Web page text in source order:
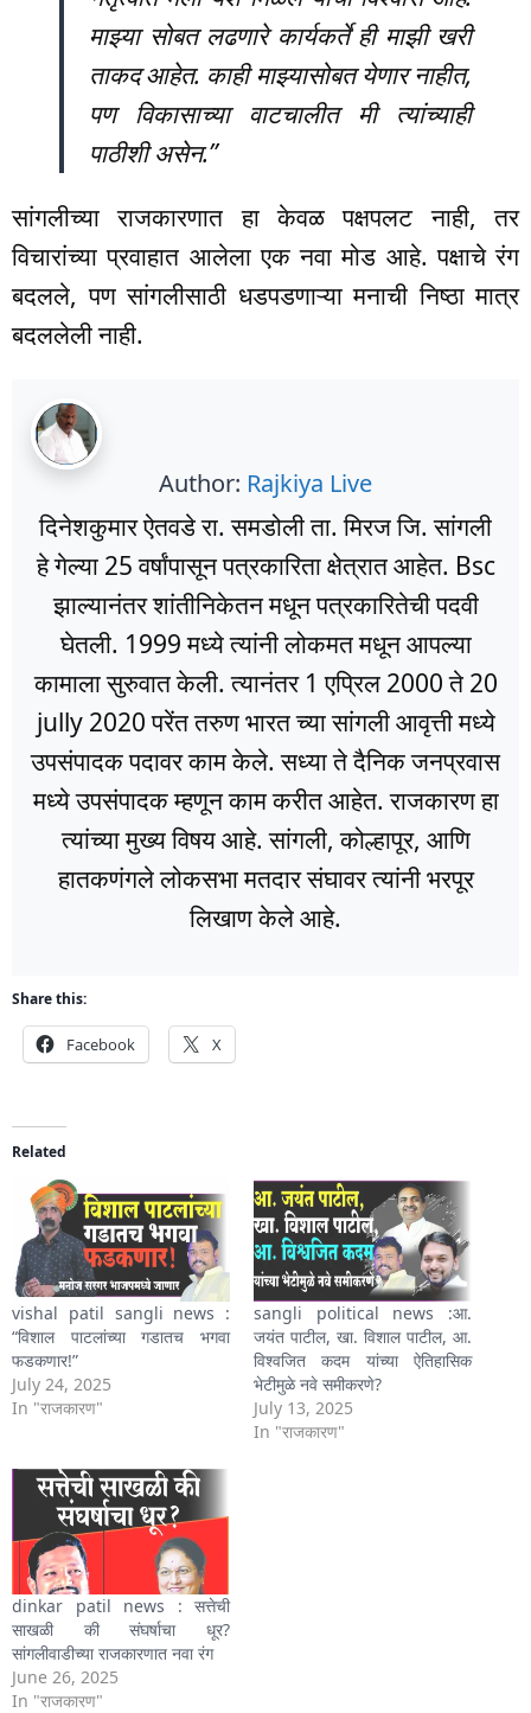
माझ्या सोबत लढणारे कार्यकर्ते ही माझी खरी
ताकद आहेत. काही माझ्यासोबत येणार नाहीत,
पण विकासाच्या वाटचालीत मी त्यांच्याही
पाठीशी असेन.”
सांगलीच्या राजकारणात हा केवळ पक्षपलट नाही, तर
विचारांच्या प्रवाहात आलेला एक नवा मोड आहे. पक्षाचे रंग
बदलले, पण सांगलीसाठी धडपडणाऱ्या मनाची निष्ठा मात्र
बदललेली नाही.
Author: Rajkiya Live
दिनेशकुमार ऐतवडे रा. समडोली ता. मिरज जि. सांगली
हे गेल्या 25 वर्षांपासून पत्रकारिता क्षेत्रात आहेत. Bsc
झाल्यानंतर शांतीनिकेतन मधून पत्रकारितेची पदवी
घेतली. 1999 मध्ये त्यांनी लोकमत मधून आपल्या
कामाला सुरुवात केली. त्यानंतर 1 एप्रिल 2000 ते 20
jully 2020 परेंत तरुण भारत च्या सांगली आवृत्ती मध्ये
उपसंपादक पदावर काम केले. सध्या ते दैनिक जनप्रवास
मध्ये उपसंपादक म्हणून काम करीत आहेत. राजकारण हा
त्यांच्या मुख्य विषय आहे. सांगली, कोल्हापूर, आणि
हातकणंगले लोकसभा मतदार संघावर त्यांनी भरपूर
लिखाण केले आहे.
Share this:
Facebook X
Related
vishal patil sangli news :
“विशाल पाटलांच्या गडातच भगवा
फडकणार!”
July 24, 2025
In "राजकारण"
sangli political news :आ.
जयंत पाटील, खा. विशाल पाटील, आ.
विश्वजित कदम यांच्या ऐतिहासिक
भेटीमुळे नवे समीकरणे?
July 13, 2025
In "राजकारण"
dinkar patil news : सत्तेची
साखळी की संघर्षाचा धूर?
सांगलीवाडीच्या राजकारणात नवा रंग
June 26, 2025
In "राजकारण"